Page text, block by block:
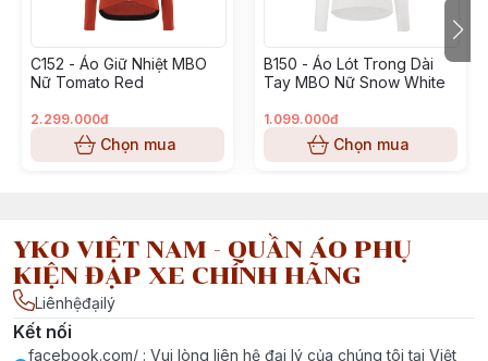
🔒 Khóa kéo YKK cao cấp – mượt, bền, dễ mở nhanh
🧷 Viền áo silicone chống trượt – giữ áo cố định khi tăng
ban đêm.
✨ Khi gu thẩm mỹ và hiệu suất kết hợp trên từng cung
C152 - Áo Giữ Nhiệt MBO
Nữ Tomato Red
2.299.000đ
Chọn mua
B150 - Áo Lót Trong Dài
Tay MBO Nữ Snow White
1.099.000đ
Chọn mua
YKO VIỆT NAM - QUẦN ÁO PHỤ
KIỆN ĐẠP XE CHÍNH HÃNG
Liênhệđạilý
Kết nối
facebook.com/ : Vui lòng liên hệ đại lý của chúng tôi tại Việt